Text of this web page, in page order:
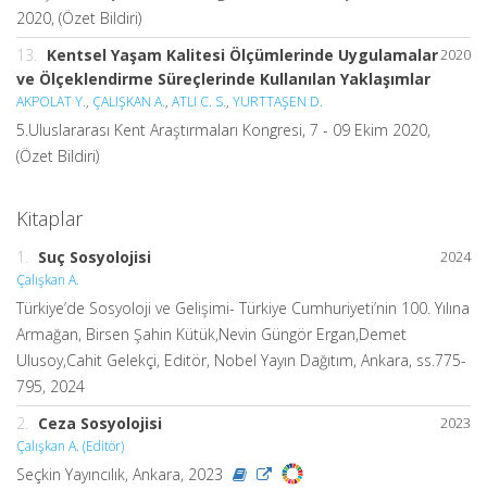
2020, (Özet Bildiri)
2020
13. Kentsel Yaşam Kalitesi Ölçümlerinde Uygulamalar
ve Ölçeklendirme Süreçlerinde Kullanılan Yaklaşımlar
AKPOLAT Y., ÇALIŞKAN A., ATLI C. S., YURTTAŞEN D.
5.Uluslararası Kent Araştırmaları Kongresi, 7 - 09 Ekim 2020,
(Özet Bildiri)
Kitaplar
2024
1. Suç Sosyolojisi
Çalışkan A.
Türkiye’de Sosyoloji ve Gelişimi- Türkiye Cumhuriyeti’nin 100. Yılına
Armağan, Birsen Şahin Kütük,Nevin Güngör Ergan,Demet
Ulusoy,Cahit Gelekçi, Editör, Nobel Yayın Dağıtım, Ankara, ss.775-
795, 2024
2023
2. Ceza Sosyolojisi
Çalışkan A. (Editör)
Seçkin Yayıncılık, Ankara, 2023